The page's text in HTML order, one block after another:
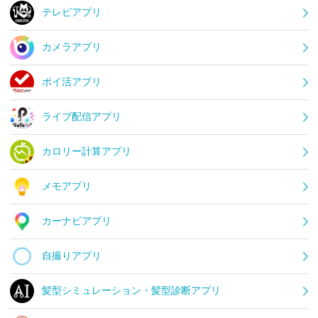
テレビアプリ
カメラアプリ
ポイ活アプリ
ライブ配信アプリ
カロリー計算アプリ
メモアプリ
カーナビアプリ
自撮りアプリ
髪型シミュレーション・髪型診断アプリ